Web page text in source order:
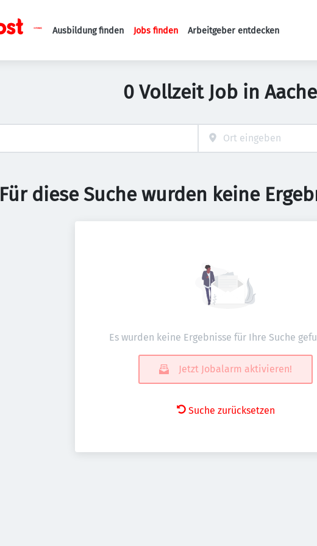
Haupt-Navigation
Ausbildung finden Jobs finden Arbeitgeber entdecken
0 Vollzeit Job in
Für diese Suche wurden keine
Es wurden keine Ergebnisse für Ihre Suche
Jetzt Jobalarm aktivieren!
Suche zurücksetzen